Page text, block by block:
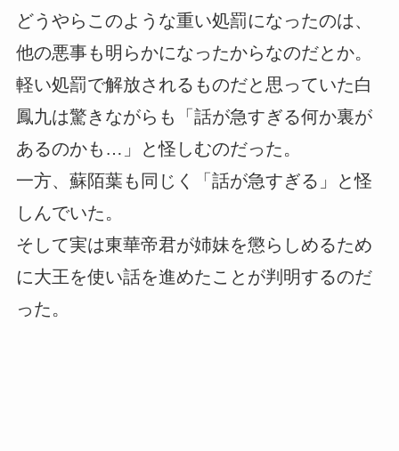
どうやらこのような重い処罰になったのは、
他の悪事も明らかになったからなのだとか。
軽い処罰で解放されるものだと思っていた白
鳳九は驚きながらも「話が急すぎる何か裏が
あるのかも…」と怪しむのだった。
一方、蘇陌葉も同じく「話が急すぎる」と怪
しんでいた。
そして実は東華帝君が姉妹を懲らしめるため
に大王を使い話を進めたことが判明するのだ
った。